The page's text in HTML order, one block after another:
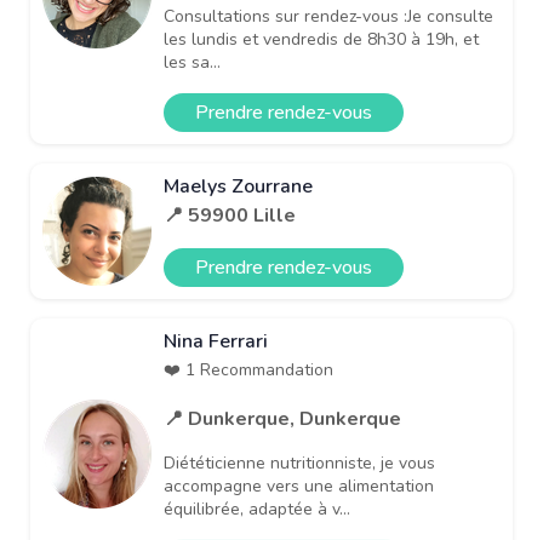
Consultations sur rendez-vous :Je consulte
les lundis et vendredis de 8h30 à 19h, et
les sa...
Prendre rendez-vous
Maelys Zourrane
📍 59900 Lille
Prendre rendez-vous
Nina Ferrari
❤️ 1 Recommandation
📍 Dunkerque, Dunkerque
Diététicienne nutritionniste, je vous
accompagne vers une alimentation
équilibrée, adaptée à v...